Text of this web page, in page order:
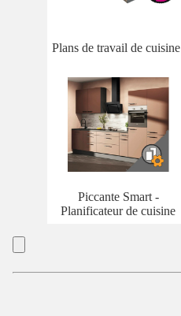
Plans de travail de cuisine
Piccante Smart -
Planificateur de cuisine